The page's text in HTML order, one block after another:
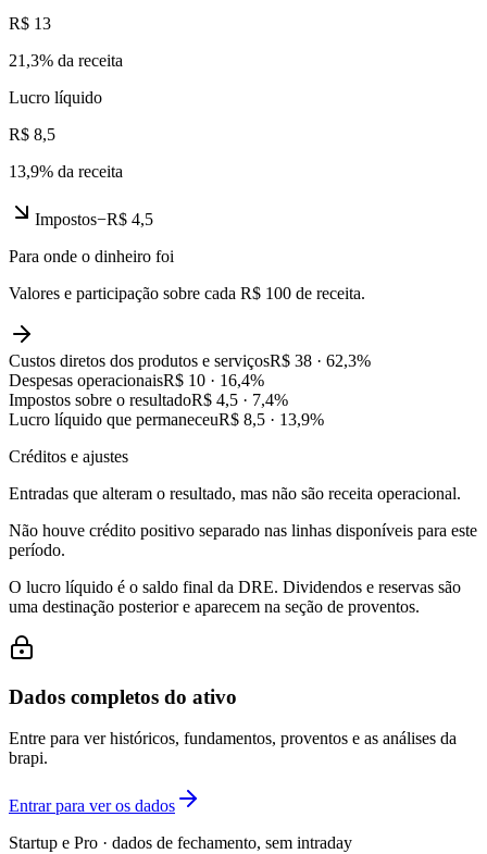
R$ 13
21,3% da receita
Lucro líquido
R$ 8,5
13,9% da receita
Impostos−R$ 4,5
Para onde o dinheiro foi
Valores e participação sobre cada R$ 100 de receita.
Custos diretos dos produtos e serviçosR$ 38 · 62,3%
Despesas operacionaisR$ 10 · 16,4%
Impostos sobre o resultadoR$ 4,5 · 7,4%
Lucro líquido que permaneceuR$ 8,5 · 13,9%
Créditos e ajustes
Entradas que alteram o resultado, mas não são receita operacional.
Não houve crédito positivo separado nas linhas disponíveis para este
período.
O lucro líquido é o saldo final da DRE. Dividendos e reservas são
uma destinação posterior e aparecem na seção de proventos.
Dados completos do ativo
Entre para ver históricos, fundamentos, proventos e as análises da
brapi.
Entrar para ver os dados
Startup e Pro · dados de fechamento, sem intraday